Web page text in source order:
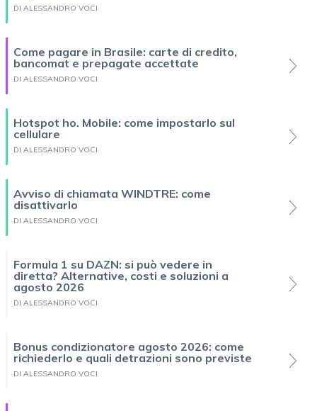
DI ALESSANDRO VOCI
Come pagare in Brasile: carte di credito,
bancomat e prepagate accettate
DI ALESSANDRO VOCI
Hotspot ho. Mobile: come impostarlo sul
cellulare
DI ALESSANDRO VOCI
Avviso di chiamata WINDTRE: come
disattivarlo
DI ALESSANDRO VOCI
Formula 1 su DAZN: si può vedere in
diretta? Alternative, costi e soluzioni a
agosto 2026
DI ALESSANDRO VOCI
Bonus condizionatore agosto 2026: come
richiederlo e quali detrazioni sono previste
DI ALESSANDRO VOCI